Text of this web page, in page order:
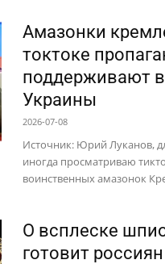
Амазонки
токтоке
поддерживают
Украины
2026-07-08
Источник: Юрий Луканов,
иногда просматриваю
воинственных амазонок
О всплеске
готовит